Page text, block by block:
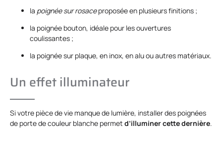
la poignée sur rosaceproposée en plusieurs finitions ;
la poignée bouton, idéale pour les ouvertures
coulissantes ;
la poignée sur plaque, en inox, en alu ou autres matériaux.
Un effet illuminateur
Si votre pièce de vie manque de lumière, installer des poignées
de porte de couleur blanche permet d’illuminer cette dernière.